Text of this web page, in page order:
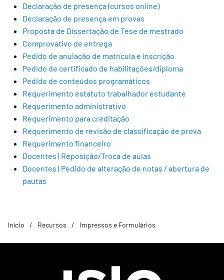
Declaração de presença (cursos online)
Declaração de presença em provas
Proposta de Dissertação de Tese de mestrado
Comprovativo de entrega
Pedido de anulação de matrícula e inscrição
Pedido de certificado de habilitações/diploma
Pedido de conteúdos programáticos
Requerimento estatuto trabalhador estudante
Requerimento administrativo
Requerimento para creditação
Requerimento de revisão de classificação de prova
Requerimento financeiro
Docentes | Reposição/Troca de aulas
Docentes | Pedido de alteração de notas / abertura de
pautas
Início Recursos Impressos e Formulários